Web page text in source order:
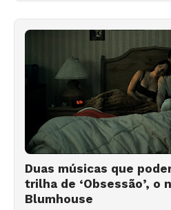
Duas músicas que
trilha de ‘Obsessão’, o
Blumhouse